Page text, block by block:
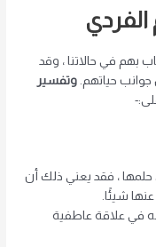
بهم في حالاتنا ، وقد
جوانب حياتهم.وتفسير
حلمها ، فقد يعني ذلك أن
شيئًا.
في علاقة عاطفية